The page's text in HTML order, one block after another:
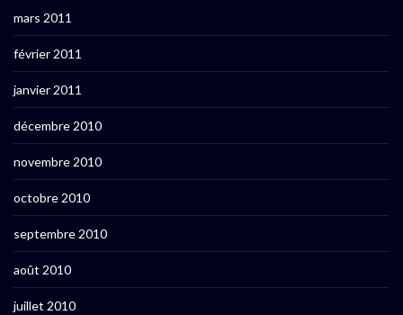
mars 2011
février 2011
janvier 2011
décembre 2010
novembre 2010
octobre 2010
septembre 2010
août 2010
juillet 2010